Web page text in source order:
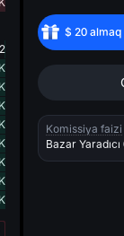
$ 20almaq
Komissiya faizi
Bazar Yaradıcı